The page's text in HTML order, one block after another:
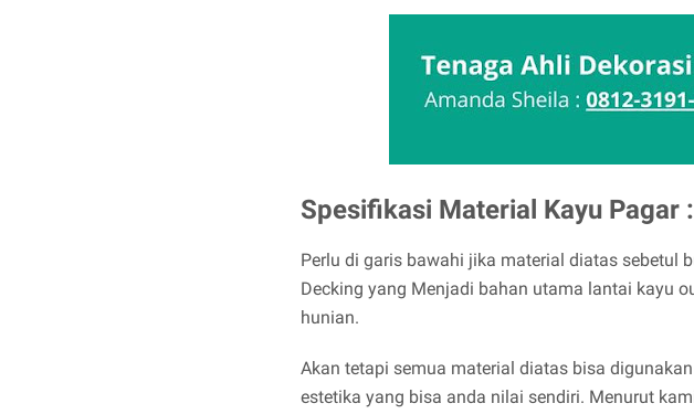
Spesifikasi Material Kayu Pagar :
Perlu di garis bawahi jika material diatas sebetul
Decking yang Menjadi bahan utama lantai kayu
hunian.
Akan tetapi semua material diatas bisa
estetika yang bisa anda nilai sendiri. Menurut